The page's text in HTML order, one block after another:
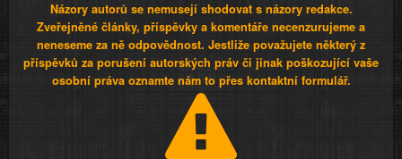
Názory autorů se nemusejí shodovat s názory redakce.
Zveřejněné články, příspěvky a komentáře necenzurujeme a
neneseme za ně odpovědnost. Jestliže považujete některý z
příspěvků za porušení autorských práv či jinak poškozující vaše
osobní práva oznamte nám to přes kontaktní formulář.